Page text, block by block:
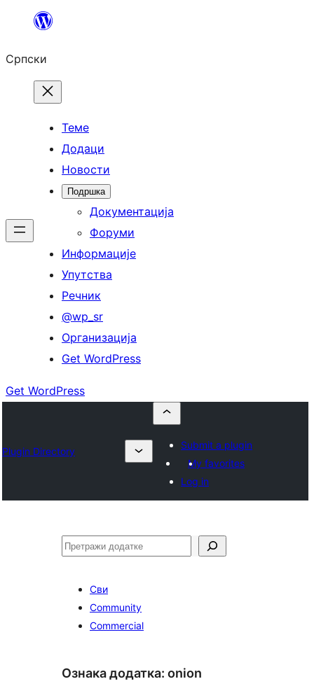
Скочи
садржај
Српски
Теме
Додаци
Новости
Подршка
Документација
Форуми
Информације
Упутства
Речник
@wp_sr
Организација
Get WordPress
Get WordPress
Plugin Directory
Submit a plugin
My favorites
Log in
Претрага
Сви
Community
Commercial
Ознака додатка: onion